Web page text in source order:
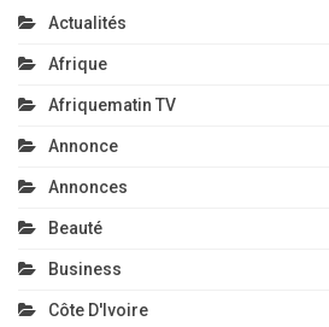
Actualités
Afrique
Afriquematin TV
Annonce
Annonces
Beauté
Business
Côte D'Ivoire